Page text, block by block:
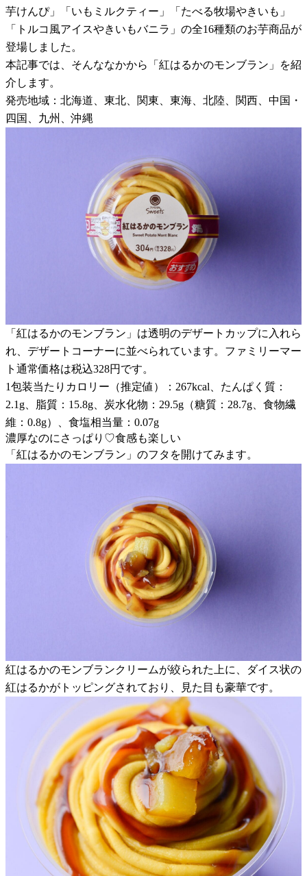
芋けんぴ」「いもミルクティー」「たべる牧場やきいも」
「トルコ風アイスやきいもバニラ」の全16種類のお芋商品が
登場しました。
本記事では、そんななかから「紅はるかのモンブラン」を紹
介します。
発売地域：北海道、東北、関東、東海、北陸、関西、中国・
四国、九州、沖縄
「紅はるかのモンブラン」は透明のデザートカップに入れら
れ、デザートコーナーに並べられています。ファミリーマー
ト通常価格は税込328円です。
1包装当たりカロリー（推定値）：267kcal、たんぱく質：
2.1g、脂質：15.8g、炭水化物：29.5g（糖質：28.7g、食物繊
維：0.8g）、食塩相当量：0.07g
濃厚なのにさっぱり♡食感も楽しい
「紅はるかのモンブラン」のフタを開けてみます。
紅はるかのモンブランクリームが絞られた上に、ダイス状の
紅はるかがトッピングされており、見た目も豪華です。